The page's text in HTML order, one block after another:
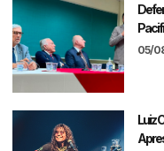
05/
Luiz